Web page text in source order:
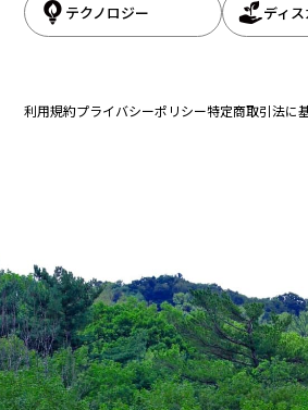
テクノロジー ディ
利用規約プライバシーポリシー特定商取引法に